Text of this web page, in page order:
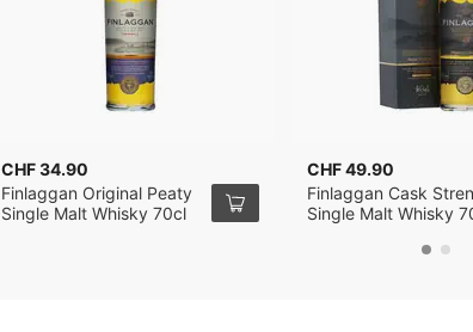
CHF 34.90
Finlaggan Original Peaty
Single Malt Whisky 70cl
CHF 49.90
Finlaggan Cask
Single Malt Whisky